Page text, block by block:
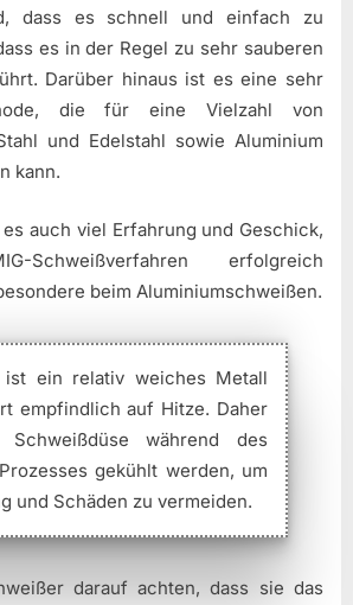
dass es schnell und einfach zu
es in der Regel zu sehr sauberen
Darüber hinaus ist es eine sehr
die für eine Vielzahl von
und Edelstahl sowie Aluminium
kann.
auch viel Erfahrung und Geschick,
erfolgreich
beim Aluminiumschweißen.
ist ein relativ weiches Metall
empfindlich auf Hitze. Daher
während des
gekühlt werden, um
und Schäden zu vermeiden.
darauf achten, dass sie das